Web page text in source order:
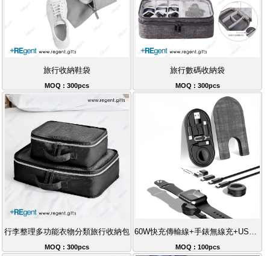
旅行收納鞋袋
MOQ : 300pcs
旅行數碼收納袋
MOQ : 300pcs
行李整理多功能衣物分類旅行收納包
MOQ : 300pcs MOQ : 100pcs